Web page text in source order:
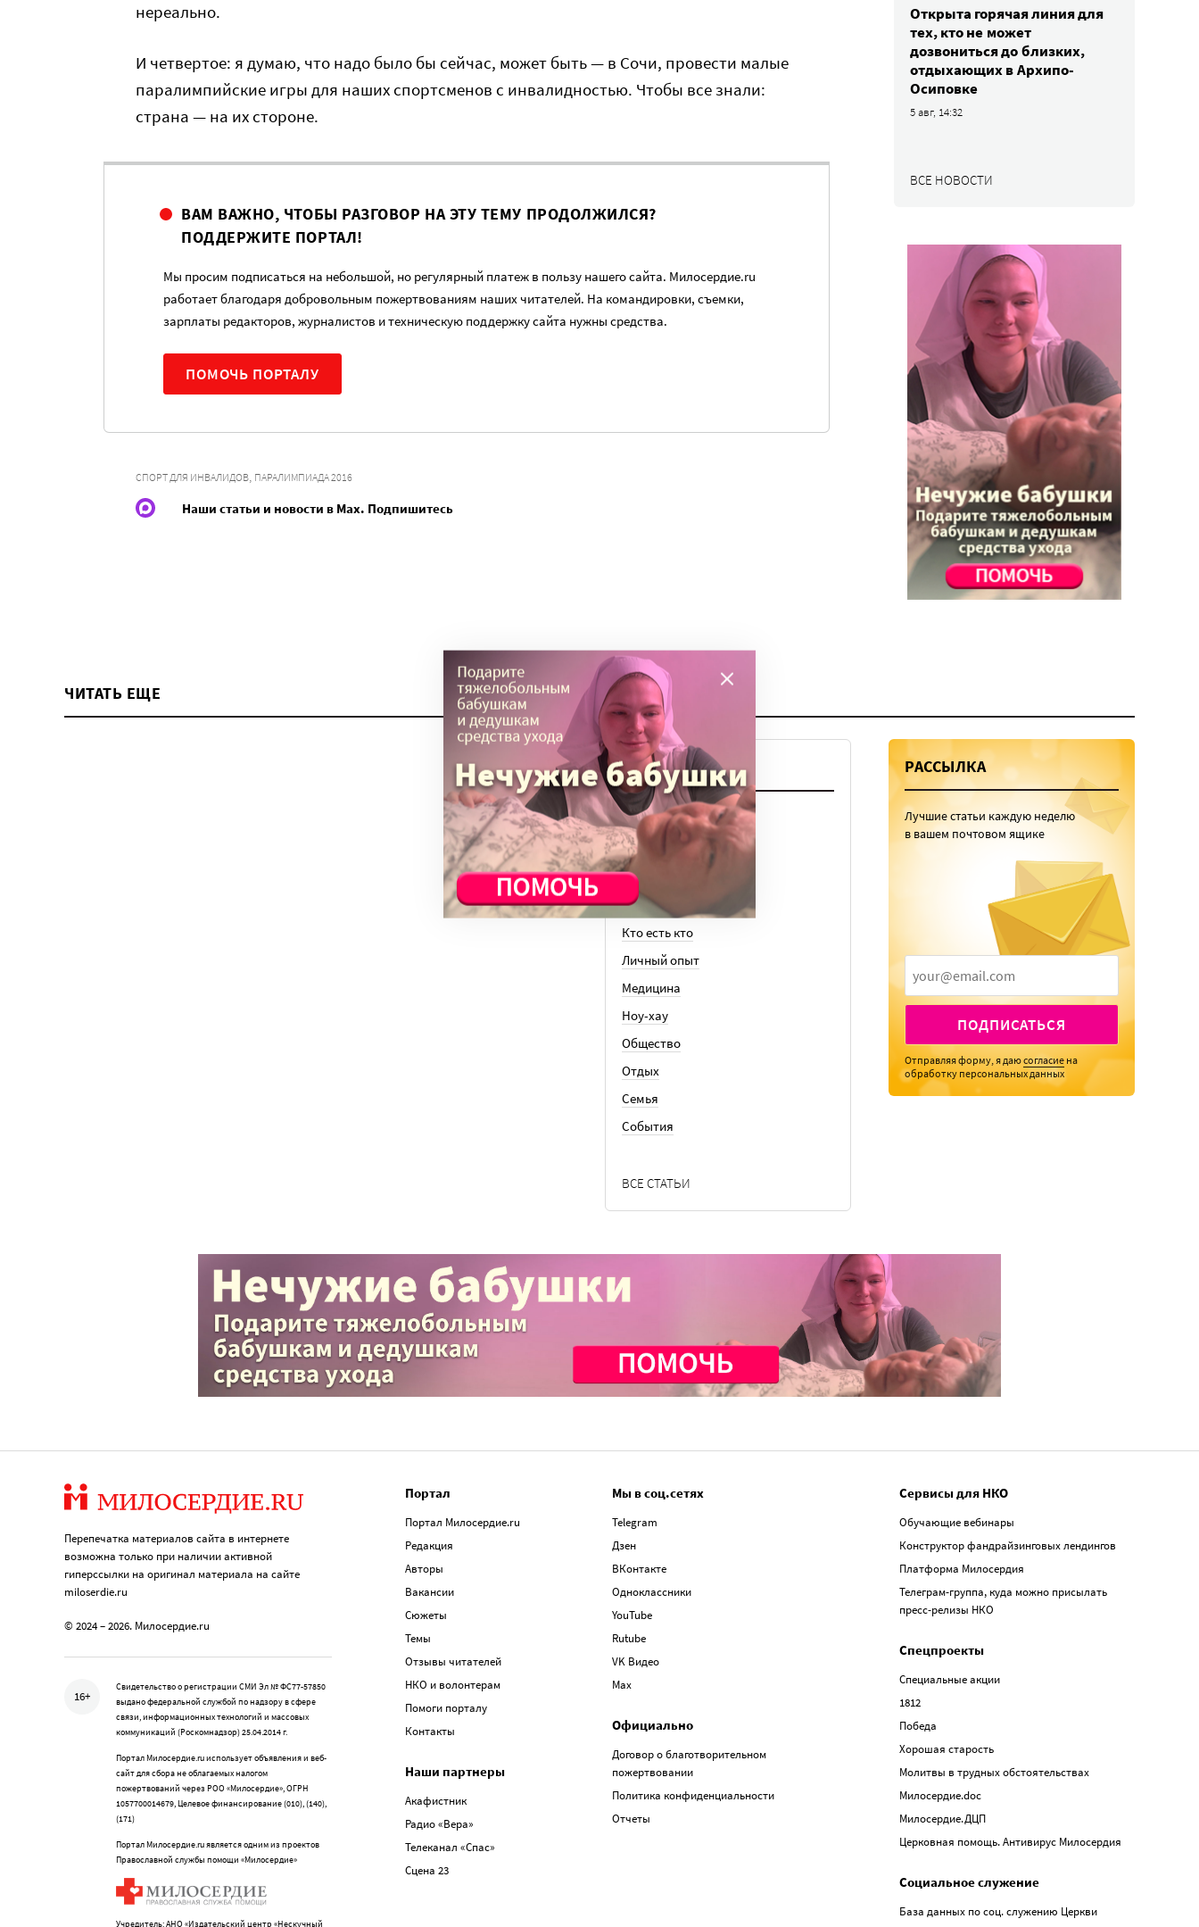
нереально.
И четвертое: я думаю, что надо было бы сейчас, может быть — в Сочи, провести малые
паралимпийские игры для наших спортсменов с инвалидностью. Чтобы все знали:
страна — на их стороне.
ВАМ ВАЖНО, ЧТОБЫ РАЗГОВОР НА ЭТУ ТЕМУ ПРОДОЛЖИЛСЯ?
ПОДДЕРЖИТЕ ПОРТАЛ!
Мы просим подписаться на небольшой, но регулярный платеж в пользу нашего сайта. Милосердие.ru
работает благодаря добровольным пожертвованиям наших читателей. На командировки, съемки,
зарплаты редакторов, журналистов и техническую поддержку сайта нужны средства.
ПОМОЧЬ ПОРТАЛУ
СПОРТ ДЛЯ ИНВАЛИДОВ, ПАРАЛИМПИАДА 2016
Наши статьи и новости в Max. Подпишитесь
Открыта горячая линия для
тех, кто не может
дозвониться до близких,
отдыхающих в Архипо-
Осиповке
5 авг, 14:32
ВСЕ НОВОСТИ
ЧИТАТЬ ЕЩЕ
ТЕМЫ
Вера
Законы
История
Колонки
Кто есть кто
Личный опыт
Медицина
Ноу-хау
Общество
Отдых
Семья
События
ВСЕ СТАТЬИ
РАССЫЛКА
Лучшие статьи каждую неделю
в вашем почтовом ящике
ПОДПИСАТЬСЯ
Отправляя форму, я даюсогласие на
обработку персональных данных
Перепечатка материалов сайта в интернете
возможна только при наличии активной
гиперссылки на оригинал материала на сайте
miloserdie.ru
© 2024 – 2026. Милосердие.ru
16+
Свидетельство о регистрации СМИ Эл № ФС77-57850
выдано федеральной службой по надзору в сфере
связи, информационных технологий и массовых
коммуникаций (Роскомнадзор) 25.04.2014 г.
Портал Милосердие.ru использует объявления и веб-
сайт для сбора не облагаемых налогом
пожертвований через РОО «Милосердие», ОГРН
1057700014679, Целевое финансирование (010), (140),
(171)
Портал Милосердие.ru является одним из проектов
Православной службы помощи «Милосердие»
Учредитель: АНО «Издательский центр «Нескучный
Портал
Портал Милосердие.ru
Редакция
Авторы
Вакансии
Сюжеты
Темы
Отзывы читателей
НКО и волонтерам
Помоги порталу
Контакты
Наши партнеры
Акафистник
Радио «Вера»
Телеканал «Спас»
Сцена 23
Мы в соц.сетях
Telegram
Дзен
ВКонтакте
Одноклассники
YouTube
Rutube
VK Видео
Max
Официально
Договор о благотворительном
пожертвовании
Политика конфиденциальности
Отчеты
Сервисы для НКО
Обучающие вебинары
Конструктор фандрайзинговых лендингов
Платформа Милосердия
Телеграм-группа, куда можно присылать
пресс-релизы НКО
Спецпроекты
Специальные акции
1812
Победа
Хорошая старость
Молитвы в трудных обстоятельствах
Милосердие.doc
Милосердие.ДЦП
Церковная помощь. Антивирус Милосердия
Социальное служение
База данных по соц. служению Церкви